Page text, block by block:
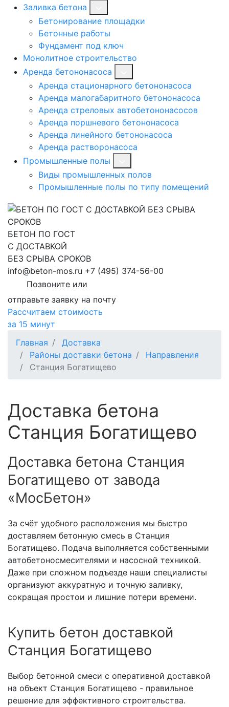
Заливка бетона
Бетонирование площадки
Бетонные работы
Фундамент под ключ
Монолитное строительство
Аренда бетононасоса
Аренда стационарного бетононасоса
Аренда малогабаритного бетононасоса
Аренда стреловых автобетононасосов
Аренда поршневого бетононасоса
Аренда линейного бетононасоса
Аренда растворонасоса
Промышленные полы
Виды промышленных полов
Промышленные полы по типу помещений
БЕТОН ПО ГОСТ
С ДОСТАВКОЙ
БЕЗ СРЫВА СРОКОВ
info@beton-mos.ru +7 (495) 374-56-00
Позвоните или
отправьте заявку на почту
Рассчитаем стоимость
за 15 минут
Главная
Доставка
Районы доставки бетона
Направления
Станция Богатищево
Доставка бетона
Станция Богатищево
Доставка бетона Станция
Богатищево от завода
«МосБетон»
За счёт удобного расположения мы быстро
доставляем бетонную смесь в Станция
Богатищево. Подача выполняется собственными
автобетоносмесителями и насосной техникой.
Даже при сложном подъезде наши специалисты
организуют аккуратную и точную заливку,
сокращая простои и лишние потери времени.
Купить бетон доставкой
Станция Богатищево
Выбор бетонной смеси с оперативной доставкой
на объект Станция Богатищево - правильное
решение для эффективного строительства.